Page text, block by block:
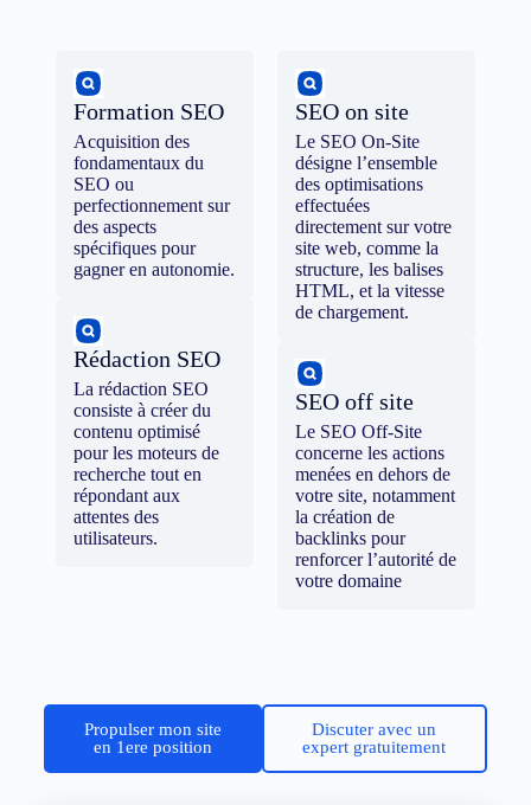
Formation SEO
Acquisition des
fondamentaux du
SEO ou
perfectionnement sur
des aspects
spécifiques pour
gagner en autonomie.
Rédaction SEO
La rédaction SEO
consiste à créer du
contenu optimisé
pour les moteurs de
recherche tout en
répondant aux
attentes des
utilisateurs.
SEO on site
Le SEO On-Site
désigne l’ensemble
des optimisations
effectuées
directement sur votre
site web, comme la
structure, les balises
HTML, et la vitesse
de chargement.
SEO off site
Le SEO Off-Site
concerne les actions
menées en dehors de
votre site, notamment
la création de
backlinks pour
renforcer l’autorité de
votre domaine
Propulser mon site
en 1ere position
Discuter avec un
expert gratuitement